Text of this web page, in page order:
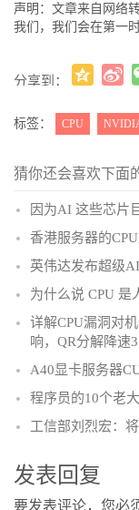
声明：文章来自网络
我们，我们会在第一时
分享到：
标签： CPU
猜你还会喜欢下面
因为AI 这些芯片
香港服务器的
英伟达发布超级
为什么说 CPU 是
详解CPU漏洞对
响，QR分解降速
A40显卡服务器
程序员的10个老
工信部刘烈宏：
发表回复
要发表评论，您必